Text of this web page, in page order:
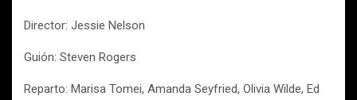
Director: Jessie Nelson
Guión: Steven Rogers
Reparto: Marisa Tomei, Amanda Seyfried, Olivia Wilde, Ed